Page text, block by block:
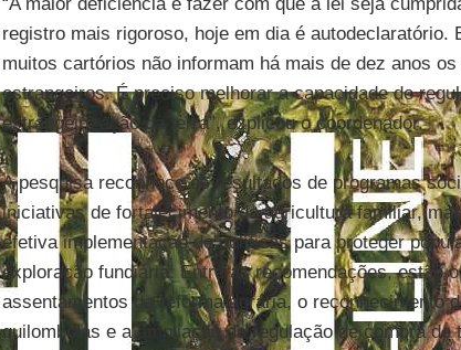
registro mais rigoroso, hoje em dia é autodeclaratório.
muitos cartórios não informam há mais de dez anos
estrangeiros. É preciso melhorar a capacidade de
estrangeirização da terra”, explicou o coordenador.
A pesquisa reconhece os resultados de programas
iniciativas de fortalecimento da agricultura familiar,
efetiva implementação de políticas para proteger
exploração fundiária. Entre as recomendações, estão
assentamentos da reforma agrária, o reconhecimento
quilombolas e a ampliação da regulação de compra